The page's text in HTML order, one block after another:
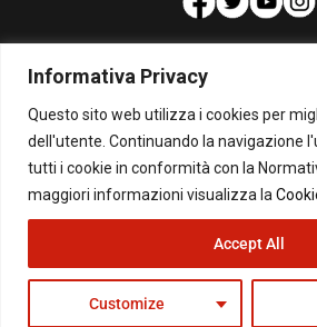
Informativa Privacy
Questo sito web utilizza i cookies per
dell'utente. Continuando la navigazione
tutti i cookie in conformità con la
maggiori informazioni visualizza la
Customize
Accept All
Per la tua
© Copyright 2026 - Il Blog di Beppe Grillo. All
happygrafic.com